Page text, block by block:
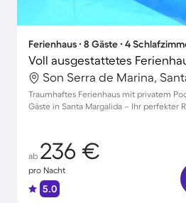
Ferienhaus ∙ 8 Gäste ∙ 4
Traumhaftes Ferienhaus mit privatem
Gäste in Santa Margalida – Ihr perfekter
ab 236 €
pro Nacht
5.0